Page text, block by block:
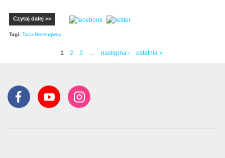
Czytaj dalej >>
Tagi: Taco Hemingway
1 2 3 … następna › ostatnia »